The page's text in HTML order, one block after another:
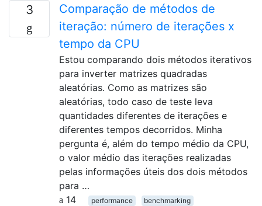
3
Comparação de métodos de
iteração: número de iterações x
tempo da CPU
Estou comparando dois métodos iterativos
para inverter matrizes quadradas
aleatórias. Como as matrizes são
aleatórias, todo caso de teste leva
quantidades diferentes de iterações e
diferentes tempos decorridos. Minha
pergunta é, além do tempo médio da CPU,
o valor médio das iterações realizadas
pelas informações úteis dos dois métodos
para …
14
performance benchmarking